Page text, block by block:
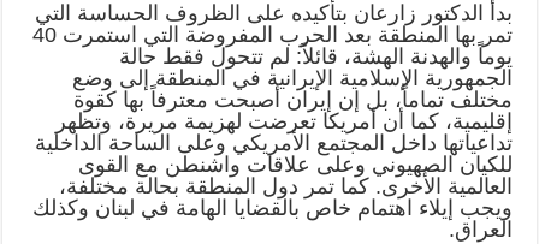
بدأ الدكتور زارعان بتأكيده على الظروف الحساسة التي
تمر بها المنطقة بعد الحرب المفروضة التي استمرت 40
يوماً والهدنة الهشة، قائلاً: لم تتحول فقط حالة
الجمهورية الإسلامية الإيرانية في المنطقة إلى وضع
مختلف تماماً، بل إن إيران أصبحت معترفاً بها كقوة
إقليمية، كما أن أمريكا تعرضت لهزيمة مريرة، وتظهر
تداعياتها داخل المجتمع الأمريكي وعلى الساحة الداخلية
للكيان الصهيوني وعلى علاقات واشنطن مع القوى
العالمية الأخرى. كما تمر دول المنطقة بحالة مختلفة،
ويجب إيلاء اهتمام خاص بالقضايا الهامة في لبنان وكذلك
العراق.